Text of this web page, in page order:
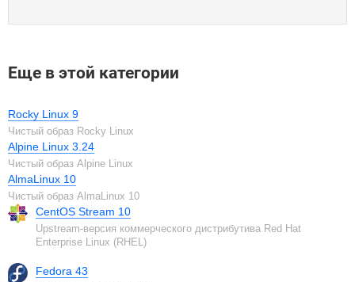
Еще в этой категории
Rocky Linux 9
Чистый образ Rocky Linux
Alpine Linux 3.24
Чистый образ Alpine Linux
AlmaLinux 10
Чистый образ AlmaLinux 10
CentOS Stream 10
Upstream-версия коммерческого дистрибутива Red Hat
Enterprise Linux (RHEL)
Fedora 43